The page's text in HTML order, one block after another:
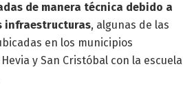
de manera técnica debido a
infraestructuras, algunas de las
en los municipios
y San Cristóbal con la escuela